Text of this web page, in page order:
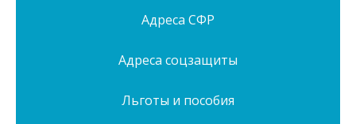
Адреса СФР
Адреса соцзащиты
Льготы и пособия